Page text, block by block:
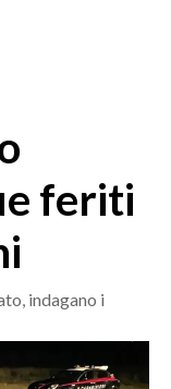
feriti
indagano i